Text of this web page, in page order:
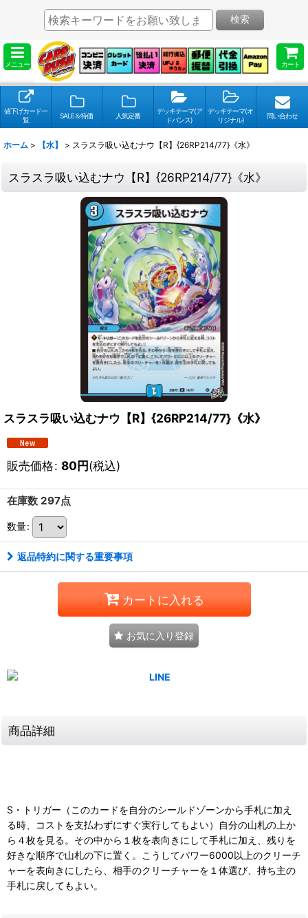
メニュー カート
検索
値下げカード一
覧
SALE＆特価 人気定番
デッキテーマ(ア
ドバンス)
デッキテーマ(オ
リジナル)
問い合わせ
ホーム > 【水】 > スラスラ吸い込むナウ【R】{26RP214/77}《水》
スラスラ吸い込むナウ【R】{26RP214/77}《水》
スラスラ吸い込むナウ【R】{26RP214/77}《水》
販売価格: 80円(税込)
在庫数 297点
数量:
返品特約に関する重要事項
カートに入れる
お気に入り登録
商品詳細
S・トリガー（このカードを自分のシールドゾーンから手札に加え
る時、コストを支払わずにすぐ実行してもよい）自分の山札の上か
ら４枚を見る。その中から１枚を表向きにして手札に加え、残りを
好きな順序で山札の下に置く。こうしてパワー6000以上のクリーチ
ャーを表向きにしたら、相手のクリーチャーを１体選び、持ち主の
手札に戻してもよい。